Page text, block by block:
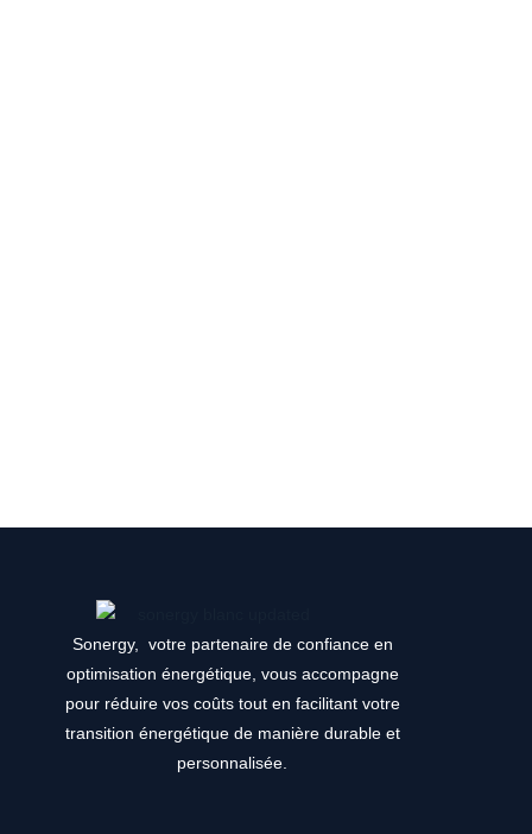
Sonergy,
votre partenaire de confiance en
optimisation énergétique, vous accompagne
pour réduire vos coûts tout en facilitant votre
transition énergétique de manière durable et
personnalisée.